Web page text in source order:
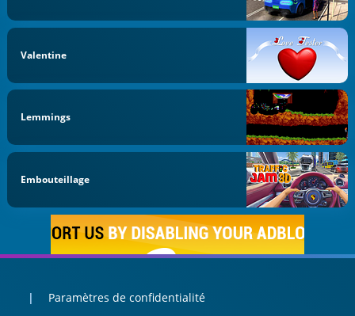
Valentine
Lemmings
Embouteillage
Paramètres de confidentialité